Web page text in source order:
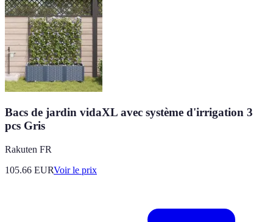
Bacs de jardin vidaXL avec système d'irrigation 3
pcs Gris
Rakuten FR
105.66 EURVoir le prix